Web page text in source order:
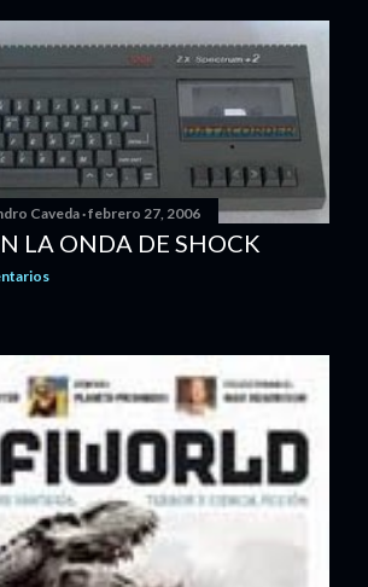
Caveda febrero 27, 2006
LA ONDA DE SHOCK